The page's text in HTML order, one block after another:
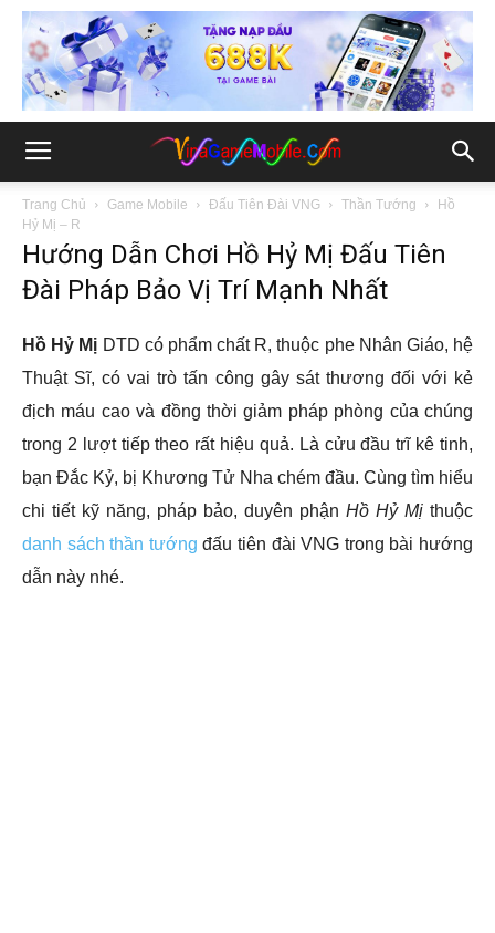
Trang Chủ Game Mobile Đấu Tiên Đài VNG Thần Tướng
Hồ
Hỷ Mị – R
Hướng Dẫn Chơi Hồ Hỷ Mị Đấu Tiên
Đài Pháp Bảo Vị Trí Mạnh Nhất
Hồ Hỷ Mị DTD có phẩm chất R, thuộc phe Nhân Giáo, hệ
Thuật Sĩ, có vai trò tấn công gây sát thương đối với kẻ
địch máu cao và đồng thời giảm pháp phòng của chúng
trong 2 lượt tiếp theo rất hiệu quả. Là cửu đầu trĩ kê tinh,
bạn Đắc Kỷ, bị Khương Tử Nha chém đầu. Cùng tìm hiểu
chi tiết kỹ năng, pháp bảo, duyên phận Hồ Hỷ Mị thuộc
danh sách thần tướng đấu tiên đài VNG trong bài hướng
dẫn này nhé.